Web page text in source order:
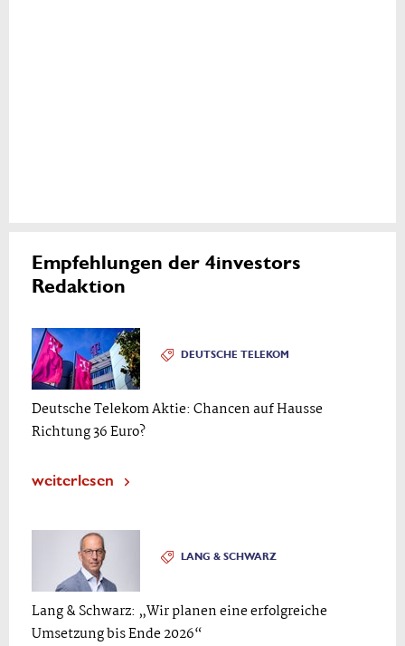
Empfehlungen der 4investors
Redaktion
DEUTSCHE TELEKOM
Deutsche Telekom Aktie: Chancen auf Hausse
Richtung 36 Euro?
weiterlesen
LANG & SCHWARZ
Lang & Schwarz: „Wir planen eine erfolgreiche
Umsetzung bis Ende 2026“